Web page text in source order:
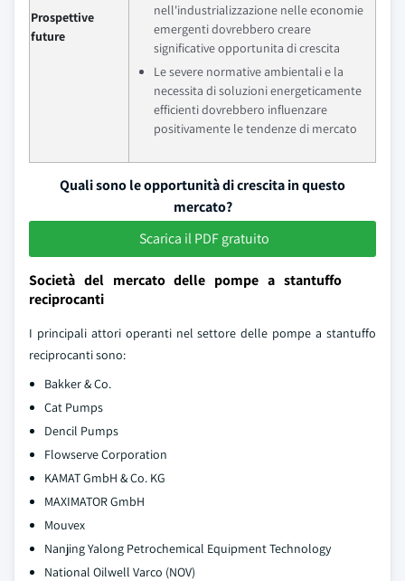
Prospettive
future
nell'industrializzazione nelle economie
emergenti dovrebbero creare
significative opportunita di crescita
Le severe normative ambientali e la
necessita di soluzioni energeticamente
efficienti dovrebbero influenzare
positivamente le tendenze di mercato
Quali sono le opportunità di crescita in questo
mercato?
Scarica il PDF gratuito
Società del mercato delle pompe a stantuffo
reciprocanti
I principali attori operanti nel settore delle pompe a stantuffo
reciprocanti sono:
Bakker & Co.
Cat Pumps
Dencil Pumps
Flowserve Corporation
KAMAT GmbH & Co. KG
MAXIMATOR GmbH
Mouvex
Nanjing Yalong Petrochemical Equipment Technology
National Oilwell Varco (NOV)